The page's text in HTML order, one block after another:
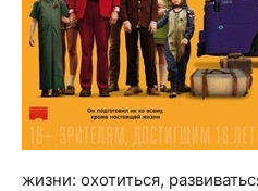
жизни: охотиться,